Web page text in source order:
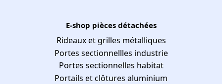
E-shop pièces détachées
Rideaux et grilles métalliques
Portes sectionnellles industrie
Portes sectionnelles habitat
Portails et clôtures aluminium